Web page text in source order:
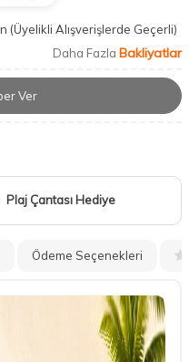
(Üyelikli Alışverişlerde Geçerli)
Daha Fazla Bakliyatlar
Ver
Plaj Çantası Hediye
Ödeme Seçenekleri